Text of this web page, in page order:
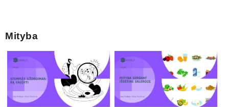
Mityba